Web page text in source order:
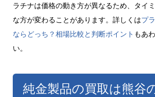
ラチナは価格の動き方が異なるため、タイ
な方が変わることがあります。詳しくはプ
ならどっち？相場比較と判断ポイント もあ
い。
純金製品の買取は熊谷